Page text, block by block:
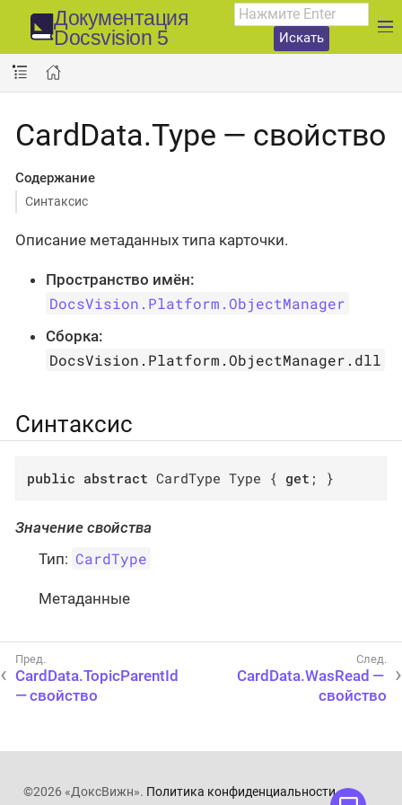
Документация
Docsvision 5
Искать
CardData.Type — свойство
Содержание
Синтаксис
Описание метаданных типа карточки.
Пространство имён:
DocsVision.Platform.ObjectManager
Сборка:
DocsVision.Platform.ObjectManager.dll
Синтаксис
public abstract CardType Type { get ; }
Значение свойства
Тип: CardType
Метаданные
CardData.TopicParentId
— свойство
CardData.WasRead —
свойство
©2026 «ДоксВижн». Политика конфиденциальности.